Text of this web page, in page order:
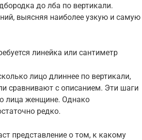
до лба по вертикали.
выясняя наиболее узкую и самую
линейка или сантиметр
лицо длиннее по вертикали,
сравнивают с описанием. Эти шаги
лица женщине. Однако
редко.
представление о том, к какому